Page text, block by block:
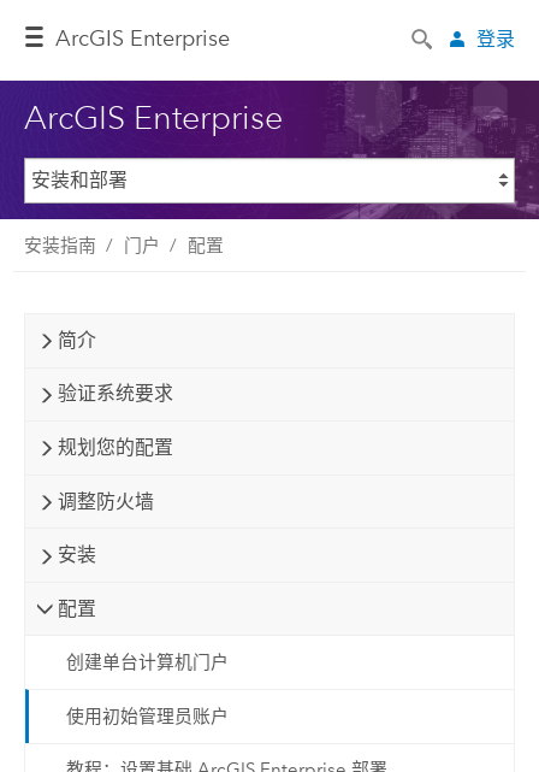
ArcGIS Enterprise 登录
ArcGIS Enterprise
安装指南 门户 配置
简介
验证系统要求
规划您的配置
调整防火墙
安装
配置
创建单台计算机门户
使用初始管理员账户